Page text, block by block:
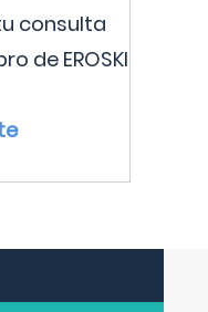
consulta
de EROSKI